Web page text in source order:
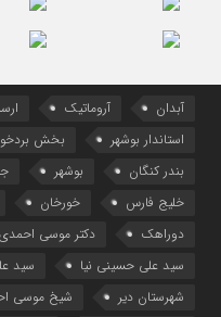
آبدان آروماتیک
استاندار بوشهر
بخش
بندر کنگان
بوشهر
خلیج فارس
خورخان
دوراهک
دکتر موسی احمدی
سید علی حسینی نیا
سید
شهرستان دیر
شیخ موسی